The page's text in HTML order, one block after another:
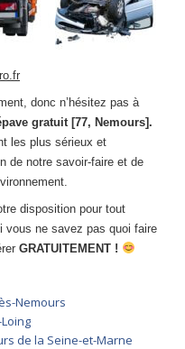
donc n’hésitez pas à
gratuit [77, Nemours].
les plus sérieux et
de notre savoir-faire et de
disposition pour tout
vous ne savez pas quoi faire
GRATUITEMENT !
Nemours
de la Seine-et-Marne